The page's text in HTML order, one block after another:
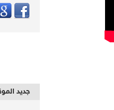
جديد الموقع